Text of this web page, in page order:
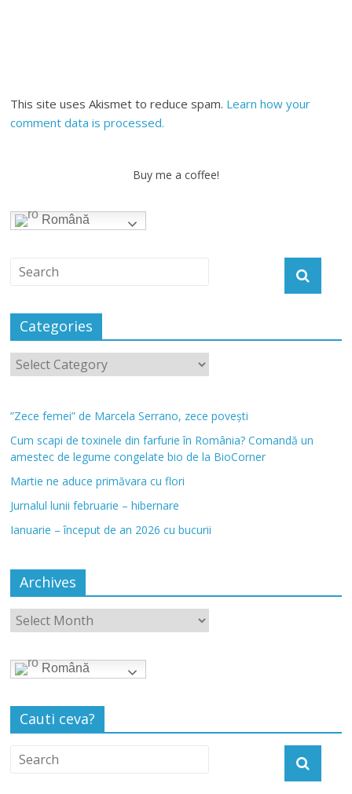
This site uses Akismet to reduce spam. Learn how your
comment data is processed.
Buy me a coffee!
Română
Categories
”Zece femei” de Marcela Serrano, zece povești
Cum scapi de toxinele din farfurie în România? Comandă un
amestec de legume congelate bio de la BioCorner
Martie ne aduce primăvara cu flori
Jurnalul lunii februarie – hibernare
Ianuarie – început de an 2026 cu bucurii
Archives
Română
Cauti ceva?